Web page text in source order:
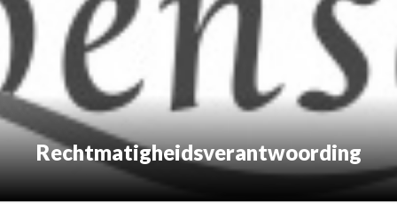
Rechtmatigheidsverantwoording